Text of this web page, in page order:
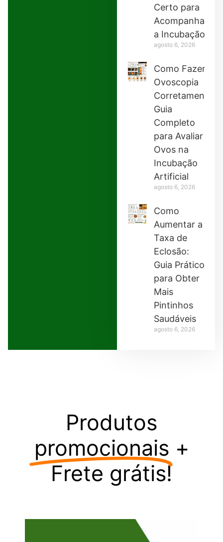
Certo para
Acompanhar
a Incubação
agosto 6, 2026
Como Fazer
Ovoscopia
Corretamente:
Guia
Completo
para Avaliar
Ovos na
Incubação
Artificial
agosto 6, 2026
Como
Aumentar a
Taxa de
Eclosão:
Guia Prático
para Obter
Mais
Pintinhos
Saudáveis
agosto 6, 2026
Produtos
promocionais +
Frete grátis!